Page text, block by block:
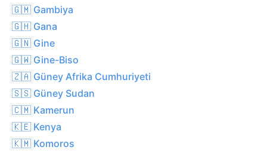
🇬🇲 Gambiya
🇬🇭 Gana
🇬🇳 Gine
🇬🇼 Gine-Biso
🇿🇦 Güney Afrika Cumhuriyeti
🇸🇸 Güney Sudan
🇨🇲 Kamerun
🇰🇪 Kenya
🇰🇲 Komoros